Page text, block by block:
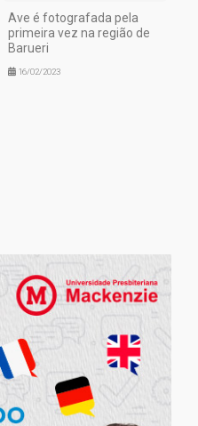
Ave é fotografada pela
primeira vez na região de
Barueri
16/02/2023